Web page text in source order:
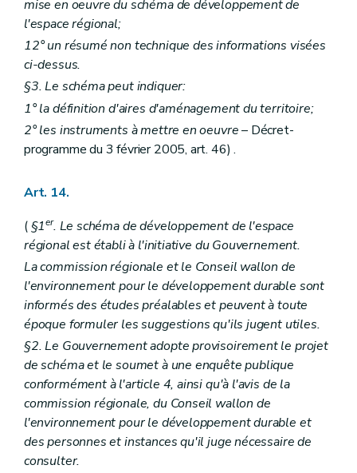
Art. 331
Section 2
Art. 332
Art. 333
Art. 335
Art. 336
Art. 337
Art. 338
Art. 339
Art. 344 à 380
Chapitre XII
De la forme des décisions prises en matière de permis d'urbanisme, de permis de lotir et de modifications de permis de lotir par le collège des bourgmestre et échevins
Art. 381
Art. 382
Art. 383
Chapitre XIII
De la forme des décisions prises en matière de permis d'urbanisme, de permis de lotir et de modifications de permis de lotir par le fonctionnaire délégué en application de l'article
118
Art. 384
Art. 385
Art. 386
Chapitre XIV De la forme des décisions prises en matière de permis d'urbanisme, de permis de lotir et de modifications de permis de lotir par le Gouvernement ou le fonctionnaire délégué en application des articles 121,
122
et
127
Art. 387
mise en oeuvre du schéma de développement de
l'espace régional;
12° un résumé non technique des informations visées
ci-dessus.
§3. Le schéma peut indiquer:
1° la définition d'aires d'aménagement du territoire;
2° les instruments à mettre en oeuvre– Décret-
programme du 3 février 2005, art. 46) .
Art. 14.
( §1er. Le schéma de développement de l'espace
régional est établi à l'initiative du Gouvernement.
La commission régionale et le Conseil wallon de
l'environnement pour le développement durable sont
informés des études préalables et peuvent à toute
époque formuler les suggestions qu'ils jugent utiles.
§2. Le Gouvernement adopte provisoirement le projet
de schéma et le soumet à une enquête publique
conformément à l'article 4, ainsi qu'à l'avis de la
commission régionale, du Conseil wallon de
l'environnement pour le développement durable et
des personnes et instances qu'il juge nécessaire de
consulter.